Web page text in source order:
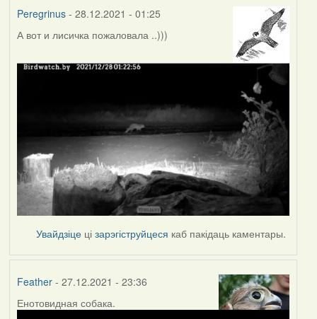
Peregrinus- 28.12.2021 - 01:25
А вот и лисичка пожаловала ..)))
Увайдзіце цізарэгіструйцеся каб пакідаць каментары.
Feather- 27.12.2021 - 23:36
Енотовидная собака.